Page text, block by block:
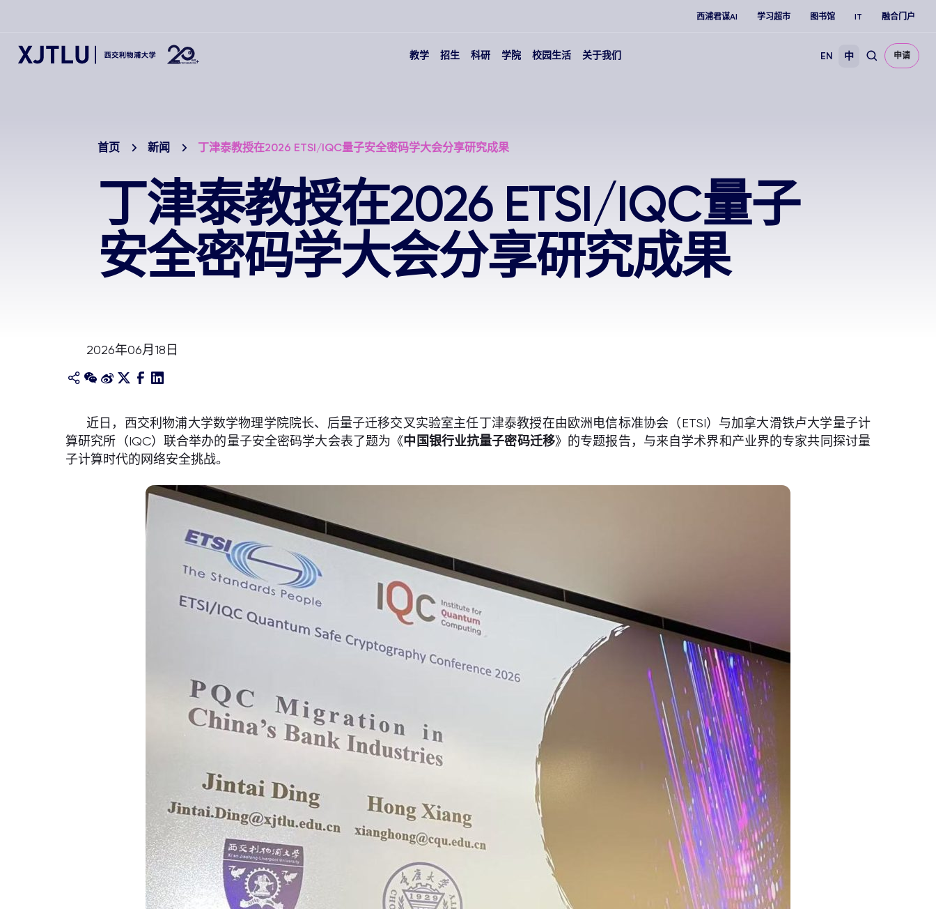
西浦君谋AI 学习超市 图书馆 IT 融合门户
教学 招生 科研 学院 校园生活 关于我们 EN 中 申请
首页 新闻 丁津泰教授在2026 ETSI/IQC量子安全密码学大会分享研究成果
丁津泰教授在2026 ETSI/IQC量子
安全密码学大会分享研究成果
2026年06月18日
近日，西交利物浦大学数学物理学院院长、后量子迁移交叉实验室主任丁津泰教授在由欧洲电信标准协会（ETSI）与加拿大滑铁卢大学量子计
算研究所（IQC）联合举办的量子安全密码学大会表了题为《中国银行业抗量子密码迁移》的专题报告，与来自学术界和产业界的专家共同探讨量
子计算时代的网络安全挑战。